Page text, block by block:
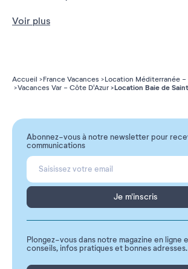
Voir plus
Accueil France Vacances
Location Méditerranée -
Vacances Var - Côte D'Azur
Location Baie de
Abonnez-vous à notre newsletter pour
communications
Je m'inscris
Plongez-vous dans notre magazine en ligne
conseils, infos pratiques et bonnes adresses.